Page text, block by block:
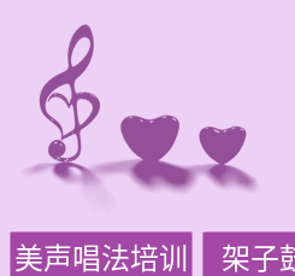
美声唱法培训 架子